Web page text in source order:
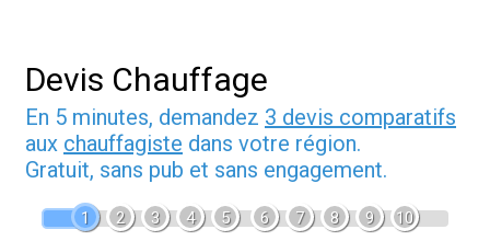
Devis Chauffage
En 5 minutes, demandez 3 devis comparatifs
aux chauffagiste dans votre région.
Gratuit, sans pub et sans engagement.
1 2 3 4 5 6 7 8 9 10